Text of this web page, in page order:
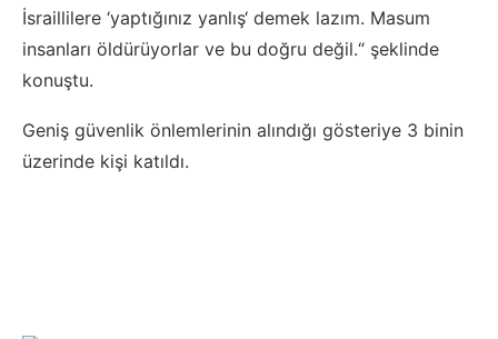
İsraillilere ‘yaptığınız yanlış‘ demek lazım. Masum
insanları öldürüyorlar ve bu doğru değil.“ şeklinde
konuştu.
Geniş güvenlik önlemlerinin alındığı gösteriye 3 binin
üzerinde kişi katıldı.